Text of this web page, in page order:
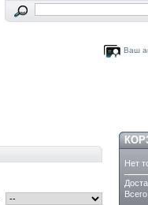
Ваш
Нет
Всего